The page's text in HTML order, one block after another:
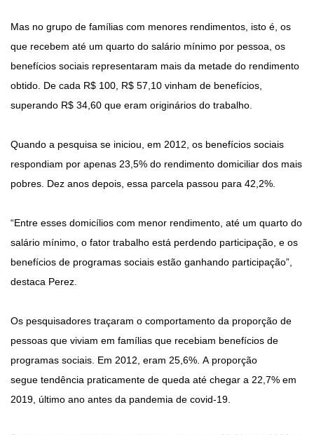
Mas no grupo de famílias com menores rendimentos, isto é, os
que recebem até um quarto do salário mínimo por pessoa, os
benefícios sociais representaram mais da metade do rendimento
obtido. De cada R$ 100, R$ 57,10 vinham de benefícios,
superando R$ 34,60 que eram originários do trabalho.
Quando a pesquisa se iniciou, em 2012, os benefícios sociais
respondiam por apenas 23,5% do rendimento domiciliar dos mais
pobres. Dez anos depois, essa parcela passou para 42,2%.
“Entre esses domicílios com menor rendimento, até um quarto do
salário mínimo, o fator trabalho está perdendo participação, e os
benefícios de programas sociais estão ganhando participação”,
destaca Perez.
Os pesquisadores traçaram o comportamento da proporção de
pessoas que viviam em famílias que recebiam benefícios de
programas sociais. Em 2012, eram 25,6%. A proporção
segue tendência praticamente de queda até chegar a 22,7% em
2019, último ano antes da pandemia de covid-19.